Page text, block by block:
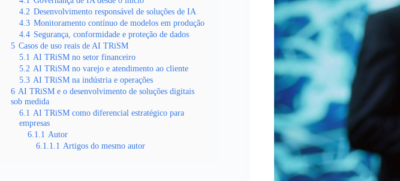
4.2 Desenvolvimento responsável de soluções de IA
4.3 Monitoramento contínuo de modelos em produção
4.4 Segurança, conformidade e proteção de dados
5 Casos de uso reais de AI TRiSM
5.1 AI TRiSM no setor financeiro
5.2 AI TRiSM no varejo e atendimento ao cliente
5.3 AI TRiSM na indústria e operações
6 AI TRiSM e o desenvolvimento de soluções digitais
sob medida
6.1 AI TRiSM como diferencial estratégico para
empresas
6.1.1 Autor
6.1.1.1 Artigos do mesmo autor